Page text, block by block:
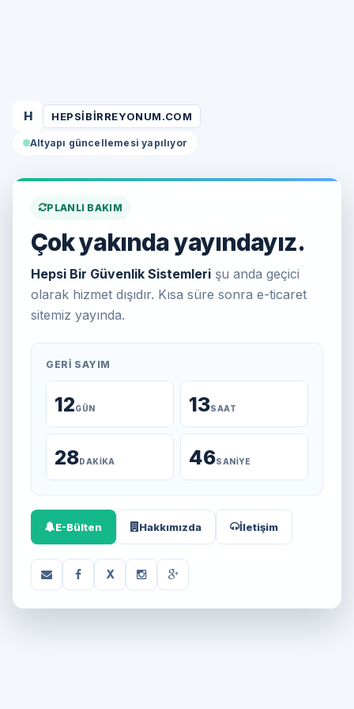
H HEPSIBIRREYONUM.COM
Altyapı güncellemesi yapılıyor
PLANLI BAKIM
Çok yakında yayındayız.
Hepsi Bir Güvenlik Sistemleri şu anda geçici
olarak hizmet dışıdır. Kısa süre sonra e-ticaret
sitemiz yayında.
GERI SAYIM
12GÜN 13SAAT
28DAKIKA 46SANIYE
E-Bülten Hakkımızda İletişim
X